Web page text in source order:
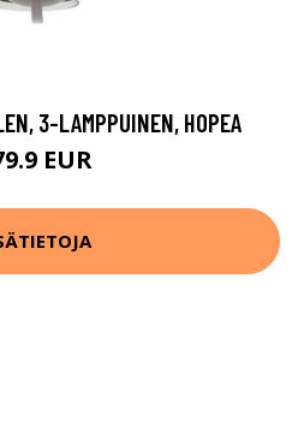
3-LAMPPUINEN, HOPEA
EUR